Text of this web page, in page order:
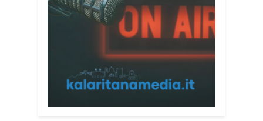
l’incontro con l’arcivescovo monsignor
Giuseppe Baturi ha approfondito il ruolo
dei giovani nella costruzione di ponti tra
culture e popoli, con un confronto
inserito nel percorso “Cagliari Città della
Pace e del Mediterraneo”, progetto che
promuove il dialogo e la collaborazione
tra le diverse realtà del bacino